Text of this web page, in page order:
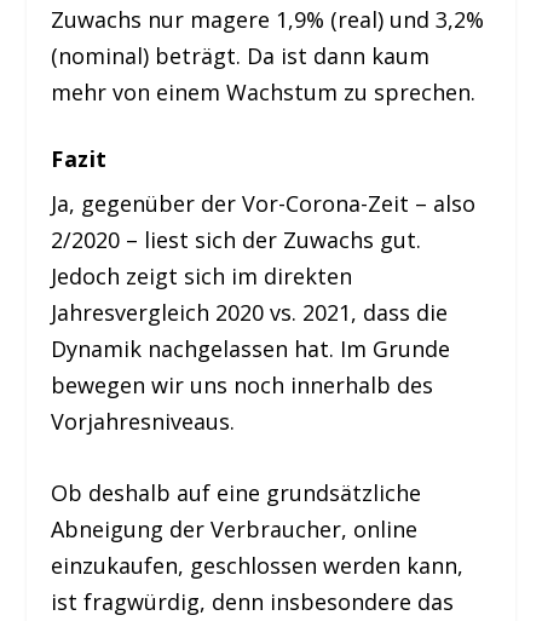
Zuwachs nur magere 1,9% (real) und 3,2%
(nominal) beträgt. Da ist dann kaum
mehr von einem Wachstum zu sprechen.
Fazit
Ja, gegenüber der Vor-Corona-Zeit – also
2/2020 – liest sich der Zuwachs gut.
Jedoch zeigt sich im direkten
Jahresvergleich 2020 vs. 2021, dass die
Dynamik nachgelassen hat. Im Grunde
bewegen wir uns noch innerhalb des
Vorjahresniveaus.
Ob deshalb auf eine grundsätzliche
Abneigung der Verbraucher, online
einzukaufen, geschlossen werden kann,
ist fragwürdig, denn insbesondere das